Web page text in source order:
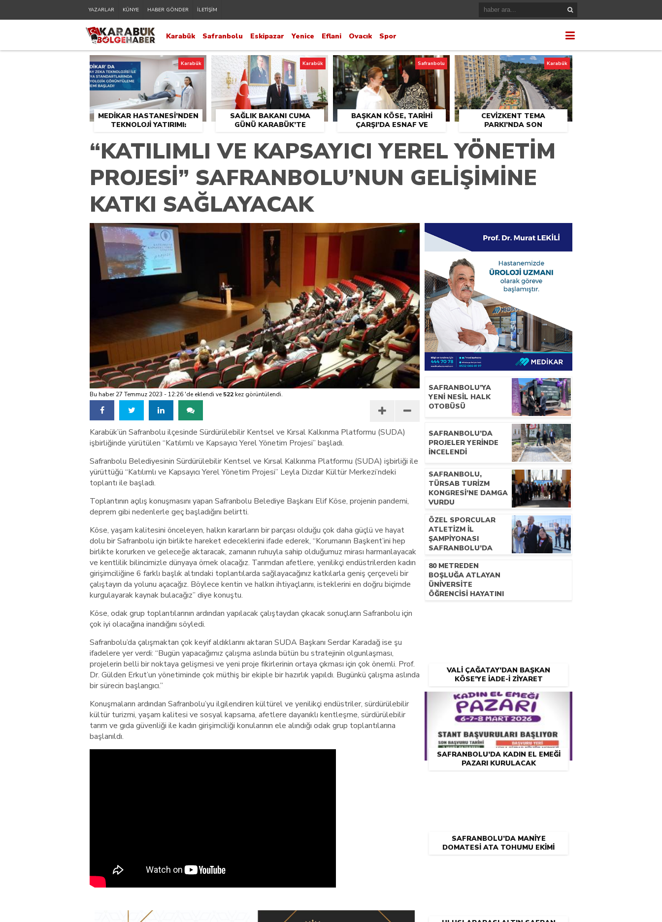
YAZARLAR KÜNYE HABER GÖNDER İLETİŞİM
Karabük Safranbolu Eskipazar Yenice Eflani Ovacık Spor
MEDİKAR HASTANESİ’NDEN
TEKNOLOJİ YATIRIMI:
CİHAZLAR HİZMETE GİRDİ
Karabük
SAĞLIK BAKANI CUMA
GÜNÜ KARABÜK’TE
Karabük
BAŞKAN KÖSE, TARİHİ
ÇARŞI’DA ESNAF VE
Safranbolu
CEVİZKENT TEMA
PARKI’NDA SON
Karabük
“KATILIMLI VE KAPSAYICI YEREL YÖNETİM
PROJESİ” SAFRANBOLU’NUN GELİŞİMİNE
KATKI SAĞLAYACAK
Bu haber 27 Temmuz 2023 - 12:26 'de eklendi ve 522 kez görüntülendi.
Karabük’ün Safranbolu ilçesinde Sürdürülebilir Kentsel ve Kırsal Kalkınma Platformu (SUDA)
işbirliğinde yürütülen “Katılımlı ve Kapsayıcı Yerel Yönetim Projesi” başladı.
Safranbolu Belediyesinin Sürdürülebilir Kentsel ve Kırsal Kalkınma Platformu (SUDA) işbirliği ile
yürüttüğü “Katılımlı ve Kapsayıcı Yerel Yönetim Projesi” Leyla Dizdar Kültür Merkezi’ndeki
toplantı ile başladı.
Toplantının açılış konuşmasını yapan Safranbolu Belediye Başkanı Elif Köse, projenin pandemi,
deprem gibi nedenlerle geç başladığını belirtti.
Köse, yaşam kalitesini önceleyen, halkın kararların bir parçası olduğu çok daha güçlü ve hayat
dolu bir Safranbolu için birlikte hareket edeceklerini ifade ederek, “Korumanın Başkent’ini hep
birlikte korurken ve geleceğe aktaracak, zamanın ruhuyla sahip olduğumuz mirası harmanlayacak
ve kentlilik bilincimizle dünyaya örnek olacağız. Tarımdan afetlere, yenilikçi endüstrilerden kadın
girişimciliğine 6 farklı başlık altındaki toplantılarda sağlayacağınız katkılarla geniş çerçeveli bir
çalıştayın da yolunu açacağız. Böylece kentin ve halkın ihtiyaçlarını, isteklerini en doğru biçimde
kurgulayarak kaynak bulacağız” diye konuştu.
Köse, odak grup toplantılarının ardından yapılacak çalıştaydan çıkacak sonuçların Safranbolu için
çok iyi olacağına inandığını söyledi.
Safranbolu’da çalışmaktan çok keyif aldıklarını aktaran SUDA Başkanı Serdar Karadağ ise şu
ifadelere yer verdi: “Bugün yapacağımız çalışma aslında bütün bu stratejinin olgunlaşması,
projelerin belli bir noktaya gelişmesi ve yeni proje fikirlerinin ortaya çıkması için çok önemli. Prof.
Dr. Gülden Erkut’un yönetiminde çok müthiş bir ekiple bir hazırlık yapıldı. Bugünkü çalışma aslında
bir sürecin başlangıcı.”
Konuşmaların ardından Safranbolu’yu ilgilendiren kültürel ve yenilikçi endüstriler, sürdürülebilir
kültür turizmi, yaşam kalitesi ve sosyal kapsama, afetlere dayanıklı kentleşme, sürdürülebilir
tarım ve gıda güvenliği ile kadın girişimciliği konularının ele alındığı odak grup toplantılarına
başlanıldı.
SAFRANBOLU’YA
YENİ NESİL HALK
OTOBÜSÜ
SAFRANBOLU’DA
PROJELER YERİNDE
İNCELENDİ
SAFRANBOLU,
TÜRSAB TURİZM
KONGRESİ’NE DAMGA
VURDU
ÖZEL SPORCULAR
ATLETİZM İL
ŞAMPİYONASI
SAFRANBOLU’DA
80 METREDEN
BOŞLUĞA ATLAYAN
ÜNİVERSİTE
ÖĞRENCİSİ HAYATINI
VALİ ÇAĞATAY’DAN BAŞKAN
KÖSE’YE İADE-İ ZİYARET
SAFRANBOLU’DA KADIN EL EMEĞİ
PAZARI KURULACAK
SAFRANBOLU’DA MANİYE
DOMATESİ ATA TOHUMU EKİMİ